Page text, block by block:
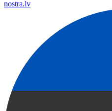
nostra.lv